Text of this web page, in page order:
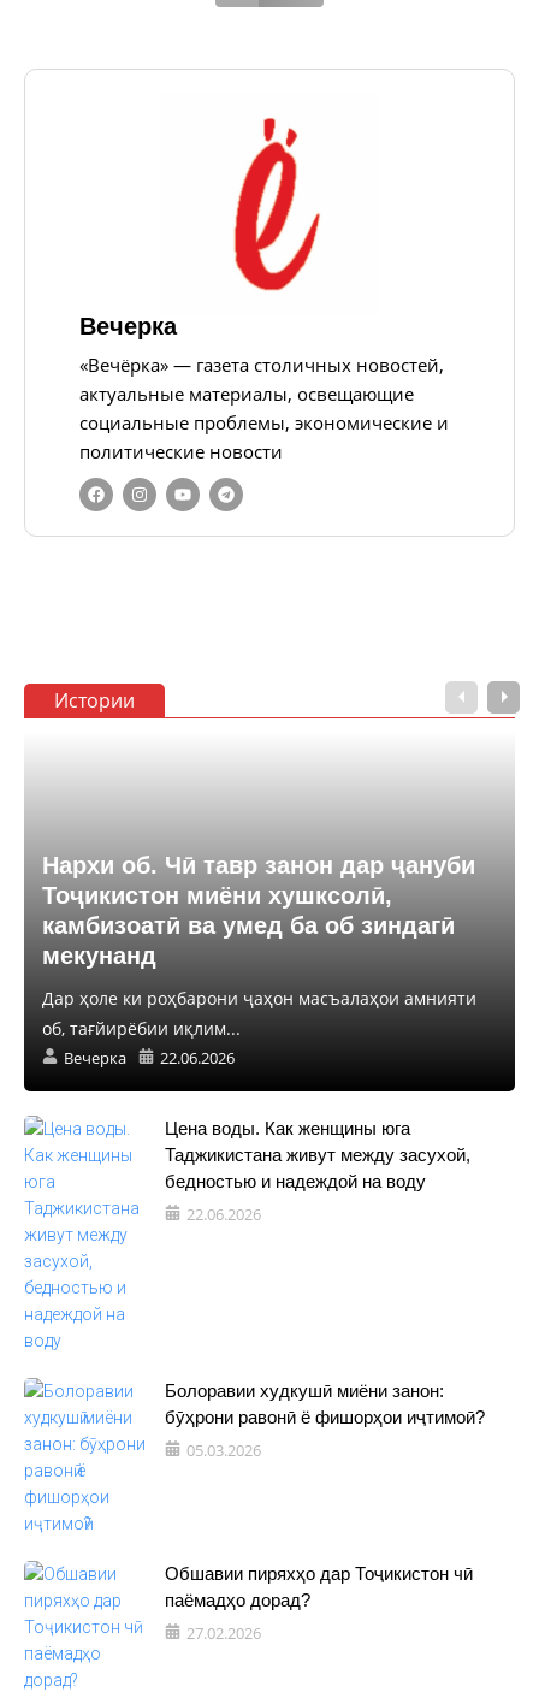
Вечерка
«Вечёрка» — газета столичных новостей,
актуальные материалы, освещающие
социальные проблемы, экономические и
политические новости
Истории
Нархи об. Чӣ тавр занон дар ҷануби
Тоҷикистон миёни хушксолӣ,
камбизоатӣ ва умед ба об зиндагӣ
мекунанд
Дар ҳоле ки роҳбарони ҷаҳон масъалаҳои амнияти
об, тағйирёбии иқлим...
Вечерка 22.06.2026
Цена воды. Как женщины юга
Таджикистана живут между засухой,
бедностью и надеждой на воду
22.06.2026
Болоравии худкушӣ миёни занон:
бӯҳрони равонӣ ё фишорҳои иҷтимоӣ?
05.03.2026
Обшавии пиряхҳо дар Тоҷикистон чӣ
паёмадҳо дорад?
27.02.2026